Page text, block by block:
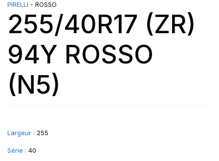
PIRELLI - ROSSO
255/40R17 (ZR)
94Y ROSSO
(N5)
Largeur : 255
Série : 40